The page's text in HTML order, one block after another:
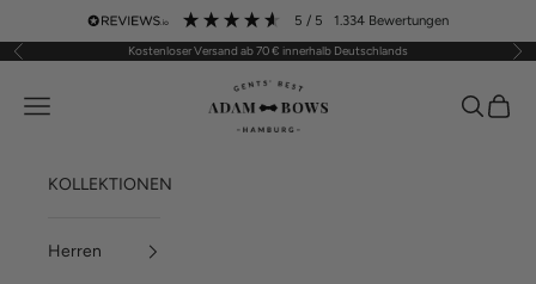
Zum Inhalt springen 5 / 5 1.334 Bewertungen
Zurück Kostenloser Versand ab 70 € innerhalb Deutschlands Vor
ADAM BOWS
Menü Suchen
KOLLEKTIONEN
Herren